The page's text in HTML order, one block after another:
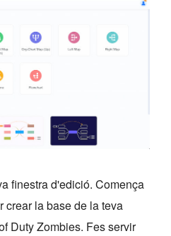
finestra d'edició. Comença
crear la base de la teva
Duty Zombies. Fes servir